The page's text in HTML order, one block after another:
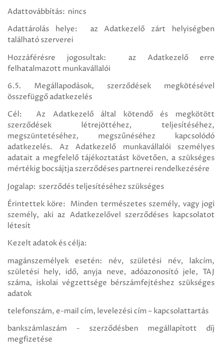
Adattovábbítás: nincs
Adattárolás helye: az Adatkezelő zárt helyiségben
található szerverei
Hozzáférésre jogosultak: az Adatkezelő erre
felhatalmazott munkavállalói
6.5. Megállapodások, szerződések megkötésével
összefüggő adatkezelés
Cél: Az Adatkezelő által kötendő és megkötött
szerződések létrejöttéhez, teljesítéséhez,
megszüntetéséhez, megszűnéséhez kapcsolódó
adatkezelés. Az Adatkezelő munkavállalói személyes
adatait a megfelelő tájékoztatást követően, a szükséges
mértékig bocsájtja szerződéses partnerei rendelkezésére
Jogalap: szerződés teljesítéséhez szükséges
Érintettek köre: Minden természetes személy, vagy jogi
személy, aki az Adatkezelővel szerződéses kapcsolatot
létesít
Kezelt adatok és célja:
magánszemélyek esetén: név, születési név, lakcím,
születési hely, idő, anyja neve, adóazonosító jele, TAJ
száma, iskolai végzettsége bérszámfejtéshez szükséges
adatok
telefonszám, e-mail cím, levelezési cím – kapcsolattartás
bankszámlaszám - szerződésben megállapított díj
megfizetése